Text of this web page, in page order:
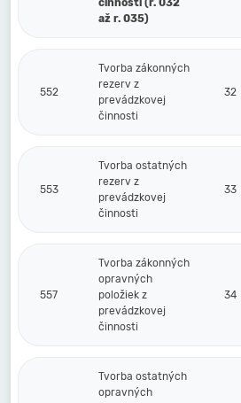
činnosti (r. 032
až r. 035)
552
Tvorba zákonných
rezerv z
prevádzkovej
činnosti
32
553
Tvorba ostatných
rezerv z
prevádzkovej
činnosti
33
557
Tvorba zákonných
opravných
položiek z
prevádzkovej
činnosti
34
Tvorba ostatných
opravných